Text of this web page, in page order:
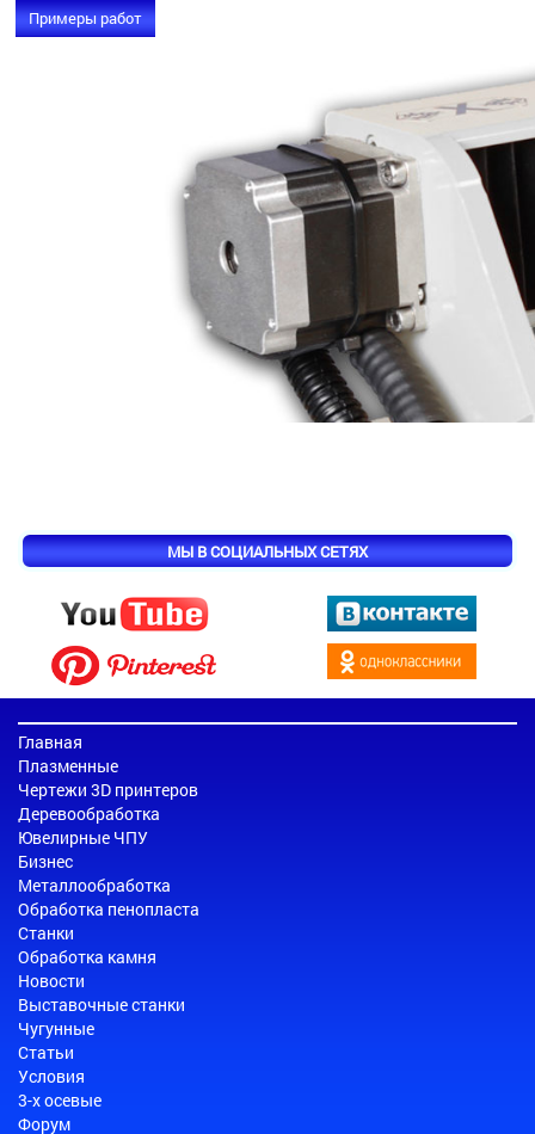
Примеры работ
МЫ В СОЦИАЛЬНЫХ СЕТЯХ
Главная
Плазменные
Чертежи 3D принтеров
Деревообработка
Ювелирные ЧПУ
Бизнес
Металлообработка
Обработка пенопласта
Станки
Обработка камня
Новости
Выставочные станки
Чугунные
Статьи
Условия
3-х осевые
Форум